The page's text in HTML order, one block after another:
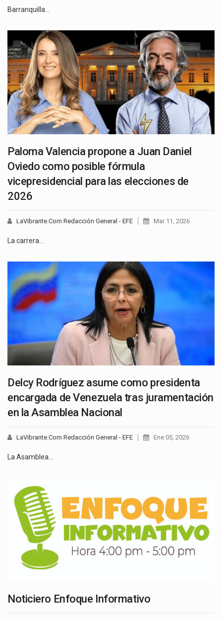
Barranquilla…
Paloma Valencia propone a Juan Daniel
Oviedo como posible fórmula
vicepresidencial para las elecciones de
2026
LaVibrante.Com Redacción General - EFE Mar 11, 2026
La carrera…
Delcy Rodríguez asume como presidenta
encargada de Venezuela tras juramentación
en la Asamblea Nacional
LaVibrante.Com Redacción General - EFE Ene 05, 2026
La Asamblea…
Noticiero Enfoque Informativo